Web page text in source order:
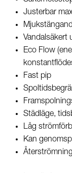
Justerbar
Vandalsäkert
Eco Flow
Fast pip
Städläge,
Låg
Kan